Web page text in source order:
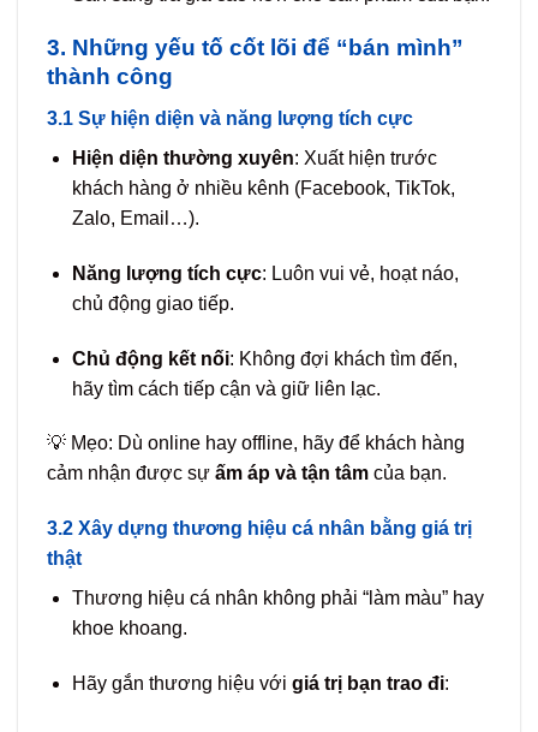
3. Những yếu tố cốt lõi để “bán mình”
thành công
3.1 Sự hiện diện và năng lượng tích cực
Hiện diện thường xuyên: Xuất hiện trước
khách hàng ở nhiều kênh (Facebook, TikTok,
Zalo, Email…).
Năng lượng tích cực: Luôn vui vẻ, hoạt náo,
chủ động giao tiếp.
Chủ động kết nối: Không đợi khách tìm đến,
hãy tìm cách tiếp cận và giữ liên lạc.
💡 Mẹo: Dù online hay offline, hãy để khách hàng
cảm nhận được sự ấm áp và tận tâm của bạn.
3.2 Xây dựng thương hiệu cá nhân bằng giá trị
thật
Thương hiệu cá nhân không phải “làm màu” hay
khoe khoang.
Hãy gắn thương hiệu với giá trị bạn trao đi: